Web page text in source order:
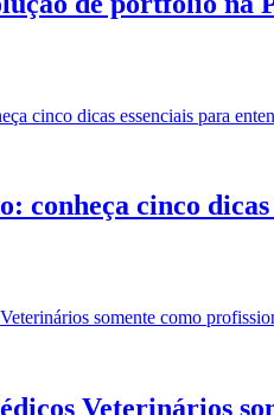
conheça cinco
Veterinários